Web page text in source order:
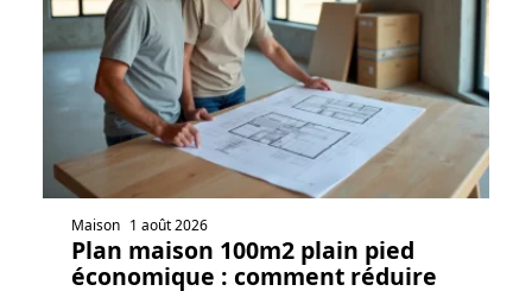
Maison 1 août 2026
Plan maison 100m2 plain pied
économique : comment réduire